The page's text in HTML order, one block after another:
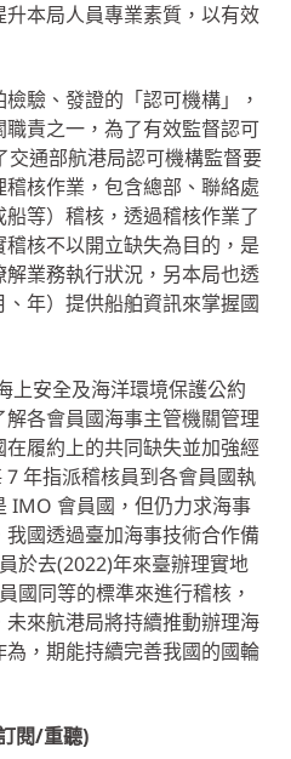
本局人員專業素質，以有效
驗、發證的「認可機構」，
責之一，為了有效監督認可
交通部航港局認可機構監督要
核作業，包含總部、聯絡處
等）稽核，透過稽核作業了
核不以開立缺失為目的，是
業務執行狀況，另本局也透
年）提供船舶資訊來掌握國
上安全及海洋環境保護公約
各會員國海事主管機關管理
履約上的共同缺失並加強經
年指派稽核員到各會員國執
IMO 會員國，但仍力求海事
國透過臺加海事技術合作備
於去(2022)年來臺辦理實地
國同等的標準來進行稽核，
來航港局將持續推動辦理海
，期能持續完善我國的國輪
閱/重聽)